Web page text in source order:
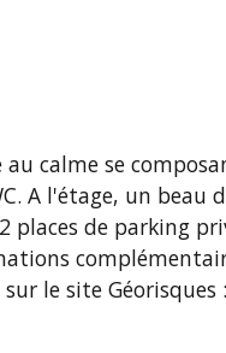
calme se
A l'étage, un beau
places de parking
le site Géorisques